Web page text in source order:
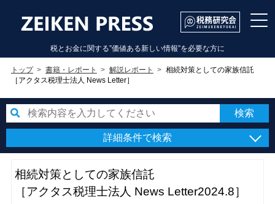
税とお金に関する”価値ある新しい情報”を必要な方に
トップ 書籍・レポート 解説レポート
相続対策としての家族信託
［アクタス税理士法人 News Letter］
詳細条件で検索
相続対策としての家族信託
［アクタス税理士法人 News Letter2024.8］